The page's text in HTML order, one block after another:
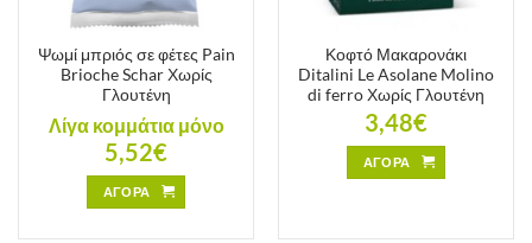
Ψωμί μπριός σε φέτες Pain
Brioche Schar Χωρίς
Γλουτένη
Λίγα κομμάτια μόνο
5,52€
ΑΓΟΡΑ
Κοφτό Μακαρονάκι
Ditalini Le Asolane Molino
di ferro Χωρίς Γλουτένη
3,48€
ΑΓΟΡΑ